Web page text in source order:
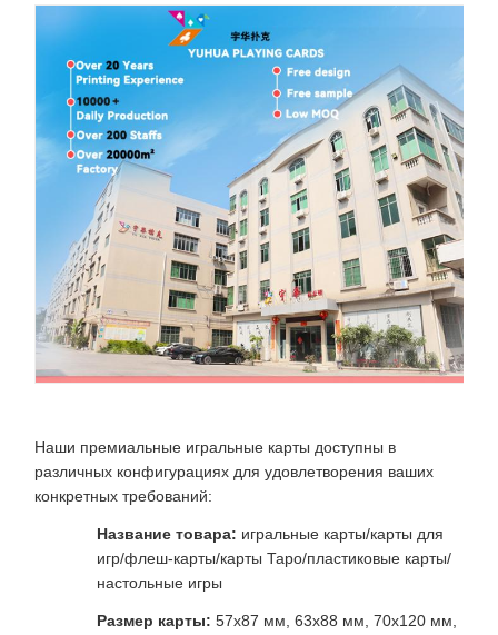
Наши премиальные игральные карты доступны в
различных конфигурациях для удовлетворения ваших
конкретных требований:
Название товара: игральные карты/карты для
игр/флеш-карты/карты Таро/пластиковые карты/
настольные игры
Размер карты: 57x87 мм, 63x88 мм, 70x120 мм,